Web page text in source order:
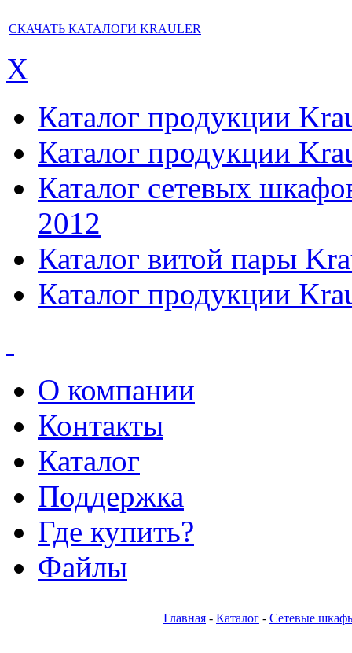
СКАЧАТЬ КАТАЛОГИ KRAULER
X
Каталог продукции
Каталог продукции
Каталог сетевых
2012
Каталог витой пары
Каталог продукции
О компании
Контакты
Каталог
Поддержка
Где купить?
Файлы
Главная - Каталог - Сетевые